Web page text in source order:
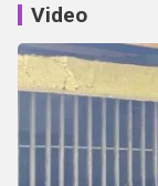
Video